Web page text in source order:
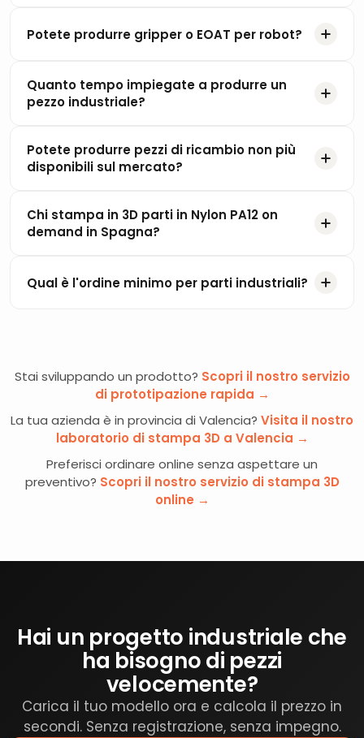
Potete produrre gripper o EOAT per robot?
Quanto tempo impiegate a produrre un
pezzo industriale?
Potete produrre pezzi di ricambio non più
disponibili sul mercato?
Chi stampa in 3D parti in Nylon PA12 on
demand in Spagna?
Qual è l'ordine minimo per parti industriali?
Stai sviluppando un prodotto? Scopri il nostro servizio
di prototipazione rapida →
La tua azienda è in provincia di Valencia? Visita il nostro
laboratorio di stampa 3D a Valencia →
Preferisci ordinare online senza aspettare un
preventivo? Scopri il nostro servizio di stampa 3D
online →
Hai un progetto industriale che
ha bisogno di pezzi
velocemente?
Carica il tuo modello ora e calcola il prezzo in
secondi. Senza registrazione, senza impegno.